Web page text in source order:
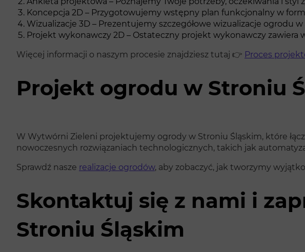
Koncepcja 2D – Przygotowujemy wstępny plan funkcjonalny w
Wizualizacje 3D – Prezentujemy szczegółowe wizualizacje ogrodu
Projekt wykonawczy 2D – Ostateczny projekt wykonawczy
Więcej informacji o naszym procesie znajdziesz tutaj 👉 Proces
Projekt ogrodu w Stroniu
W Wytwórni Zieleni projektujemy ogrody w Stroniu Śląskim, które
nowoczesnych rozwiązaniach technologicznych, takich jak
Sprawdź nasze realizacje ogrodów, aby zobaczyć, jak tworzymy
Skontaktuj się z nami i
Stroniu Śląskim